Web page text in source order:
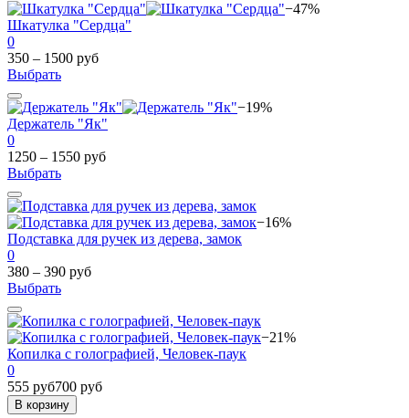
−47%
Шкатулка "Сердца"
0
350 – 1500 руб
Выбрать
−19%
Держатель "Як"
0
1250 – 1550 руб
Выбрать
−16%
Подставка для ручек из дерева, замок
0
380 – 390 руб
Выбрать
−21%
Копилка с голографией, Человек-паук
0
555 руб700 руб
В корзину